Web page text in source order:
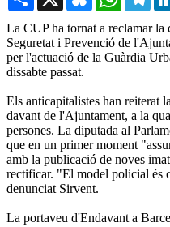
La CUP ha tornat a reclamar
Seguretat i Prevenció de
per l'actuació de la Guàrdia
dissabte passat.
Els anticapitalistes han reiterat
davant de l'Ajuntament, a la
persones. La diputada al
que en un primer moment
amb la publicació de noves
rectificar. "El model policial és
denunciat Sirvent.
La portaveu d'Endavant a